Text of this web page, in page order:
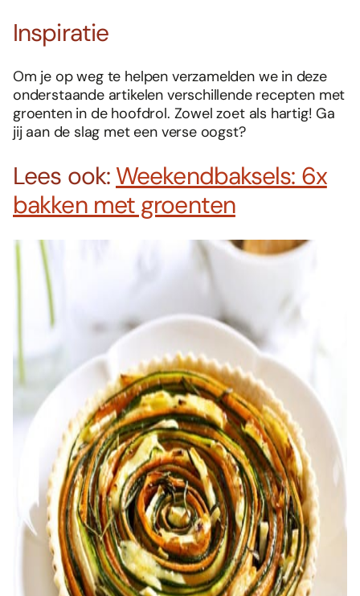
Inspiratie
Om je op weg te helpen verzamelden we in deze
onderstaande artikelen verschillende recepten met
groenten in de hoofdrol. Zowel zoet als hartig! Ga
jij aan de slag met een verse oogst?
Lees ook: Weekendbaksels: 6x
bakken met groenten